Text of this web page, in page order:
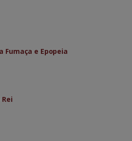
Fumaça e Epopeia